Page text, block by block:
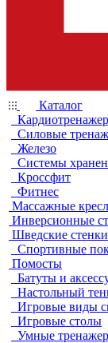
Каталог
Силовые
Железо
Системы
Кроссфит
Фитнес
Массажные
Инверсионные
Шведские стенки
Спортивные
Помосты
Батуты и
Настольный
Игровые виды
Игровые столы
Умные